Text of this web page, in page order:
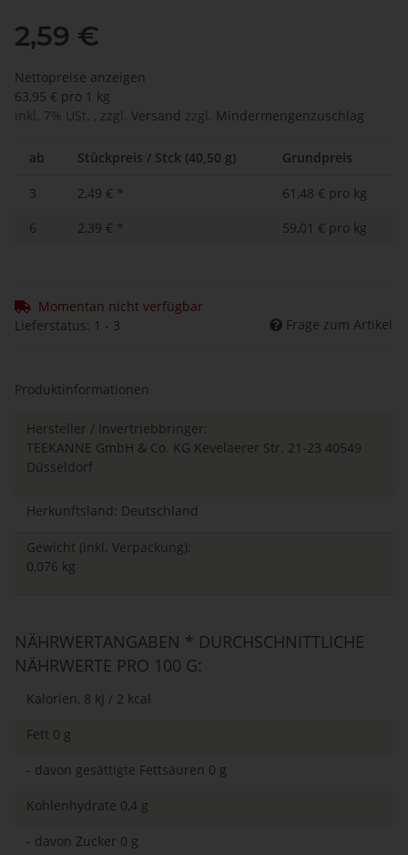
2,59 €
Nettopreise anzeigen
63,95 € pro 1 kg
inkl. 7% USt. , zzgl. Versand zzgl. Mindermengenzuschlag
ab Stückpreis / Stck (40,50 g) Grundpreis
3 2,49 € *
61,48 € pro kg
6
2,39 € * 59,01 € pro kg
Momentan nicht verfügbar
Lieferstatus: 1 - 3
Frage zum Artikel
Produktinformationen
Hersteller / Invertriebbringer:
TEEKANNE GmbH & Co. KG Kevelaerer Str. 21-23 40549
Düsseldorf
Herkunftsland: Deutschland
Gewicht (inkl. Verpackung):
0,076 kg
NÄHRWERTANGABEN * DURCHSCHNITTLICHE
NÄHRWERTE PRO 100 G:
Kalorien, 8 kJ / 2 kcal
Fett 0 g
- davon gesättigte Fettsäuren 0 g
Kohlenhydrate 0,4 g
- davon Zucker 0 g